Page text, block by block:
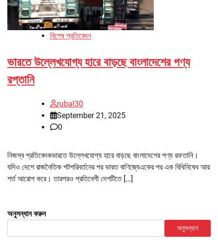
বিশেষ প্রতিবেদন
ভারতে উল্লেখযোগ্য হারে বাড়ছে বাংলাদেশের পণ্য
রপ্তানি
rubal30
September 21, 2025
0
নিজস্ব প্রতিবেদকভারতে উল্লেখযোগ্য হারে বাড়ছে বাংলাদেশের পণ্য রফতানি।
যদিও দেশে রাজনৈতিক পটপরিবর্তনের পর ভারত বাণিজ্যেএকের পর এক বিধিনিষেধ আর
শর্ত আরোপ করে। তারপরও প্রতিবেশী দেশটিতে […]
অনুসন্ধান করুন
অনুসন্ধান